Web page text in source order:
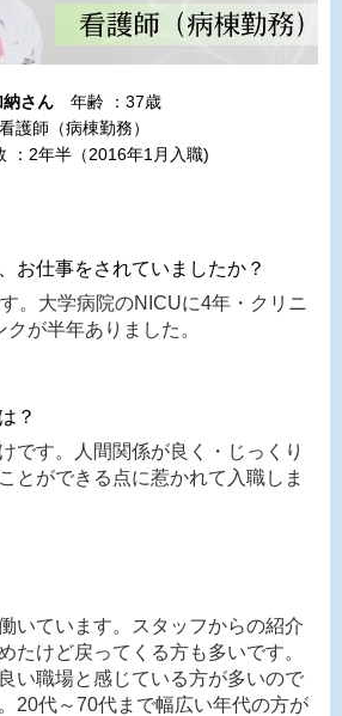
納さん 年齢 ：37歳
看護師（病棟勤務）
：2年半（2016年1月入職)
お仕事をされていましたか？
。大学病院のNICUに4年・クリニ
が半年ありました。
？
です。人間関係が良く・じっくり
とができる点に惹かれて入職しま
いています。スタッフからの紹介
たけど戻ってくる方も多いです。
い職場と感じている方が多いので
20代～70代まで幅広い年代の方が